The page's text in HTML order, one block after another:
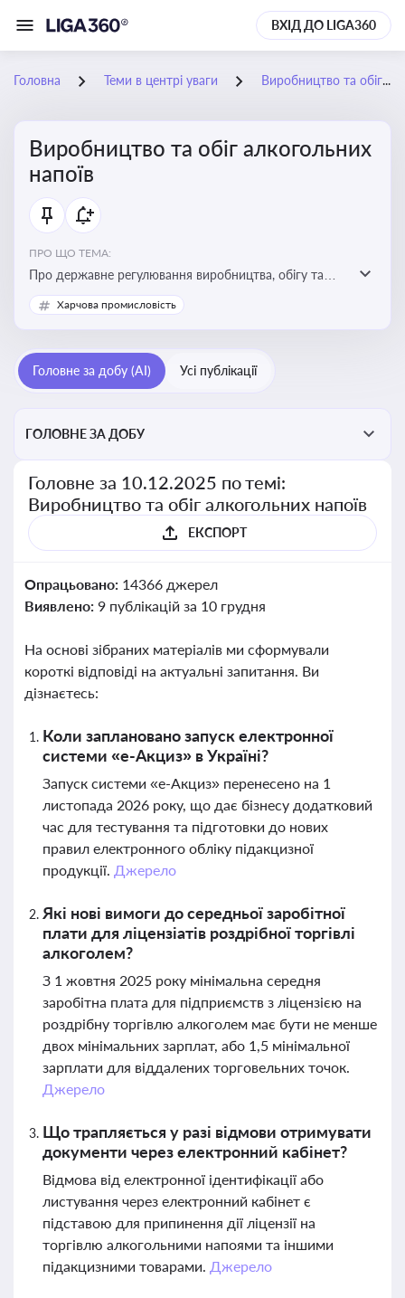
ВХІД ДО LIGA360
Головна Теми в центрі уваги Виробництво та обіг алкогольних напоїв
Виробництво та обіг алкогольних
напоїв
ПРО ЩО ТЕМА:
Про державне регулювання виробництва, обігу та
оподаткування алкогольної продукції, про
ліцензування та правові ризики
Харчова промисловість
Головне за добу (AI) Усі публікації
ГОЛОВНЕ ЗА ДОБУ
Головне за 10.12.2025 по темі:
Виробництво та обіг алкогольних напоїв
ЕКСПОРТ
Опрацьовано: 14366 джерел
Виявлено: 9 публікацій за 10 грудня
На основі зібраних матеріалів ми сформували
короткі відповіді на актуальні запитання. Ви
дізнаєтесь:
Коли заплановано запуск електронної
системи «е-Акциз» в Україні?
Запуск системи «е-Акциз» перенесено на 1
листопада 2026 року, що дає бізнесу додатковий
час для тестування та підготовки до нових
правил електронного обліку підакцизної
продукції. Джерело
Які нові вимоги до середньої заробітної
плати для ліцензіатів роздрібної торгівлі
алкоголем?
З 1 жовтня 2025 року мінімальна середня
заробітна плата для підприємств з ліцензією на
роздрібну торгівлю алкоголем має бути не менше
двох мінімальних зарплат, або 1,5 мінімальної
зарплати для віддалених торговельних точок.
Джерело
Що трапляється у разі відмови отримувати
документи через електронний кабінет?
Відмова від електронної ідентифікації або
листування через електронний кабінет є
підставою для припинення дії ліцензії на
торгівлю алкогольними напоями та іншими
підакцизними товарами. Джерело